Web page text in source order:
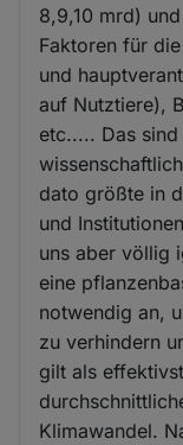
8,9,10 mrd)
Faktoren für
und
auf Nutztiere),
etc..... Das
dato größte in
und
uns aber völlig
eine
notwendig an,
zu verhindern
gilt als
Klimawandel.